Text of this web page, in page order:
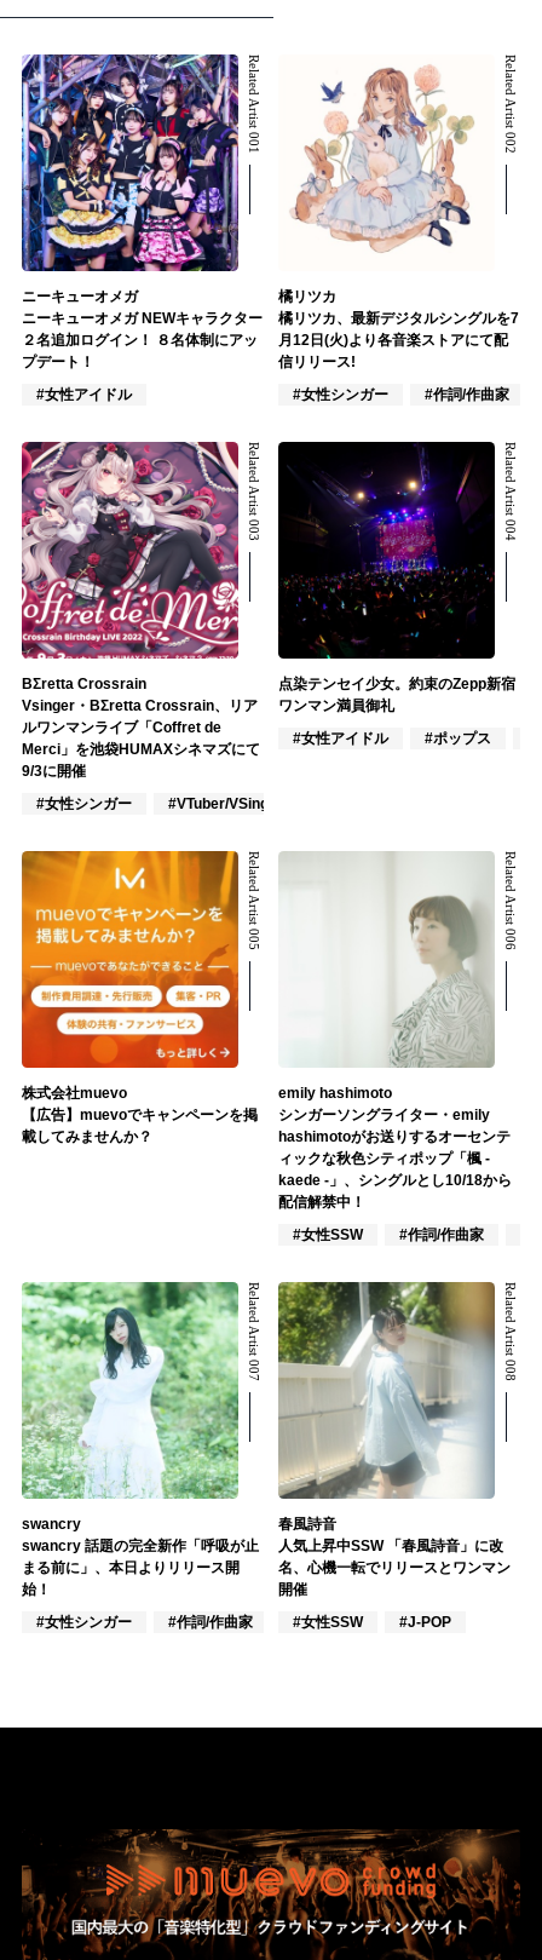
Related Artist 001
ニーキューオメガ
ニーキューオメガ NEWキャラクター
２名追加ログイン！ ８名体制にアッ
プデート！
#女性アイドル
Related Artist 002
橘リツカ
橘リツカ、最新デジタルシングルを7
月12日(火)より各音楽ストアにて配
信リリース!
#女性シンガー
#作詞/作曲家
Related Artist 003
BΣretta Crossrain
Vsinger・BΣretta Crossrain、リア
ルワンマンライブ「Coffret de
Merci」を池袋HUMAXシネマズにて
9/3に開催
#女性シンガー
#VTuber/VSinger
Related Artist 004
点染テンセイ少女。約束のZepp新宿
ワンマン満員御礼
#女性アイドル
#ポップス
Related Artist 005
株式会社muevo
【広告】muevoでキャンペーンを掲
載してみませんか？
Related Artist 006
emily hashimoto
シンガーソングライター・emily
hashimotoがお送りするオーセンテ
ィックな秋色シティポップ「楓 -
kaede -」、シングルとし10/18から
配信解禁中！
#女性SSW
#作詞/作曲家
Related Artist 007
swancry
swancry 話題の完全新作「呼吸が止
まる前に」、本日よりリリース開
始！
#女性シンガー
#作詞/作曲家 #オルタナティブ
Related Artist 008
春風詩音
人気上昇中SSW 「春風詩音」に改
名、心機一転でリリースとワンマン
開催
#女性SSW
#J-POP